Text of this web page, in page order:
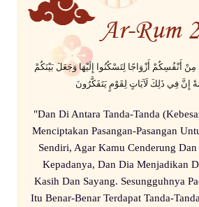
Ar-Rum
أَنْفُسِكُمْ أَزْوَاجًا لِتَسْكُنُوا إِلَيْهَا وَجَعَلَ بَيْنَكُمْ
إِنَّ فِي ذَلِكَ لَآيَاتٍ لِقَوْمٍ يَتَفَكَّرُونَ
"Dan Di Antara Tanda-Tanda
Menciptakan Pasangan-Pasangan
Sendiri, Agar Kamu Cenderung Dan
Kepadanya, Dan Dia Menjadikan
Kasih Dan Sayang. Sesungguhnya
Itu Benar-Benar Terdapat Tanda-